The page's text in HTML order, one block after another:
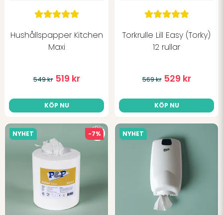
Hushållspapper Kitchen
Maxi
549 kr 519 kr
KÖP NU
Torkrulle Lill Easy (Torky)
12 rullar
569 kr 529 kr
KÖP NU
NYHET -7% NYHET